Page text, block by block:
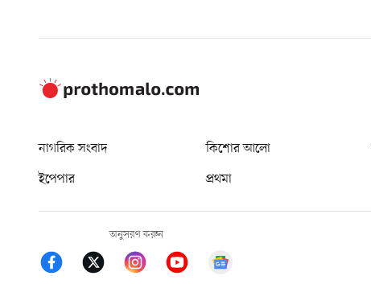
নাগরিক সংবাদ কিশোর আলো
ইপেপার
প্রথমা
অনুসরণ করুন